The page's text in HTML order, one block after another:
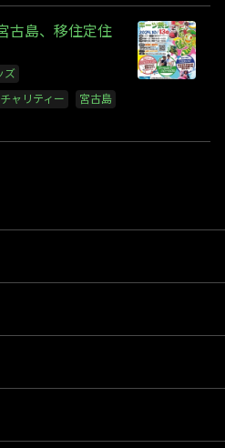
古島、移住定住
ズ
チャリティー
宮古島